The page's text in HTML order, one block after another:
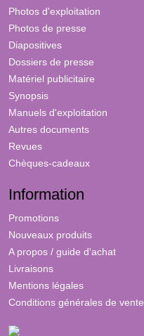
Photos d'exploitation
Photos de presse
Diapositives
Dossiers de presse
Matériel publicitaire
Synopsis
Manuels d'exploitation
Autres documents
Revues
Chèques-cadeaux
Information
Promotions
Nouveaux produits
A propos / guide d'achat
Livraisons
Mentions légales
Conditions générales de vente